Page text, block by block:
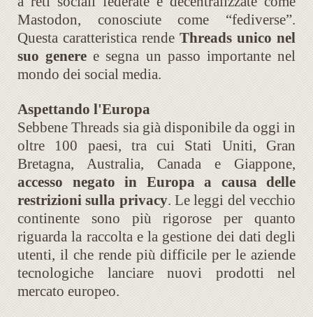
Mastodon, conosciute come “fediverse”.
Questa caratteristica rende Threads unico nel
suo genere e segna un passo importante nel
mondo dei social media.
Aspettando l'Europa
Sebbene Threads sia già disponibile da oggi in
oltre 100 paesi, tra cui Stati Uniti, Gran
Bretagna, Australia, Canada e Giappone,
accesso negato in Europa a causa delle
restrizioni sulla privacy. Le leggi del vecchio
continente sono più rigorose per quanto
riguarda la raccolta e la gestione dei dati degli
utenti, il che rende più difficile per le aziende
tecnologiche lanciare nuovi prodotti nel
mercato europeo.